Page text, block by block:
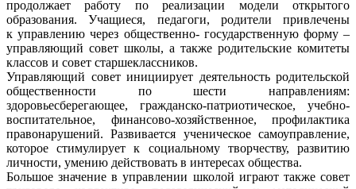
продолжает работу по реализации модели открытого
образования. Учащиеся, педагоги, родители привлечены
к управлению через общественно- государственную форму –
управляющий совет школы, а также родительские комитеты
классов и совет старшеклассников.
Управляющий совет инициирует деятельность родительской
общественности по шести направлениям:
здоровьесберегающее, гражданско-патриотическое, учебно-
воспитательное, финансово-хозяйственное, профилактика
правонарушений. Развивается ученическое самоуправление,
которое стимулирует к социальному творчеству, развитию
личности, умению действовать в интересах общества.
Большое значение в управлении школой играют также совет